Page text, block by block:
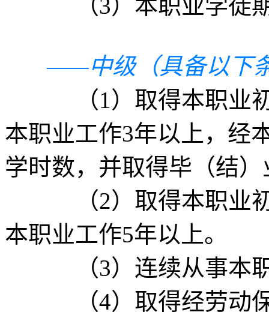
（3）本职业学徒
——中级（具备以下
（1）取得本职业初
本职业工作3年以上，经
学时数，并取得毕（结
（2）取得本职业初
本职业工作5年以上。
（3）连续从事本职
（4）取得经劳动保